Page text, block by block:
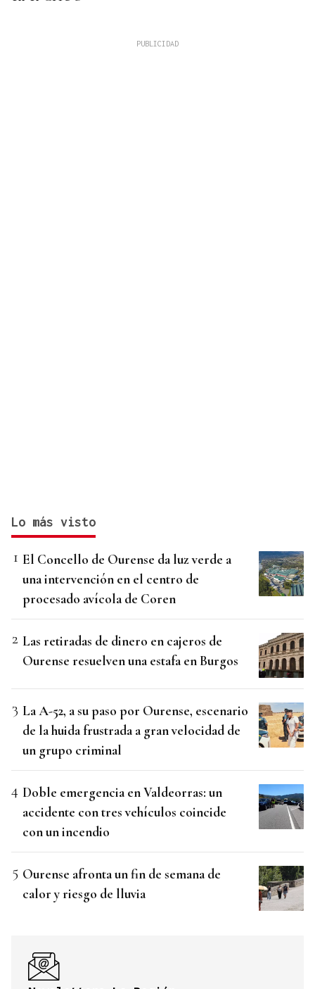
Lo más visto
El Concello de Ourense da luz verde a
una intervención en el centro de
procesado avícola de Coren
Las retiradas de dinero en cajeros de
Ourense resuelven una estafa en Burgos
La A-52, a su paso por Ourense, escenario
de la huida frustrada a gran velocidad de
un grupo criminal
Doble emergencia en Valdeorras: un
accidente con tres vehículos coincide
con un incendio
Ourense afronta un fin de semana de
calor y riesgo de lluvia